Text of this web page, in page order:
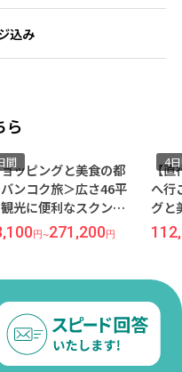
込み
ら
ッピングと美食の都
ンコク旅＞広さ46平
光に便利なスクンビ
リア『ロイヤルベン
』宿泊 ≪タイ航空×成
間
円~271,200円
【
へ行
グと
旅＞
利
≪ベ
×成
間≫
4